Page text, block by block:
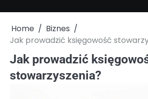
Home
Biznes
Jak prowadzić księgowość
Jak prowadzić
stowarzyszenia?